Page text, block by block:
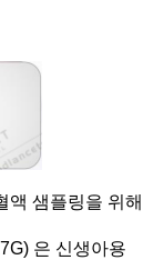
액 샘플링을 위해
은 신생아용